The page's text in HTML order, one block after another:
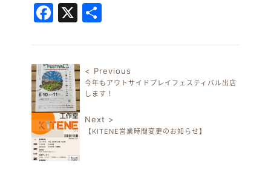
Facebook
X
投稿ナビゲーション
< Previous
今年もアウトサイドプレイフェスティバル出店
します！
Next >
【KITENE営業時間変更のお知らせ】